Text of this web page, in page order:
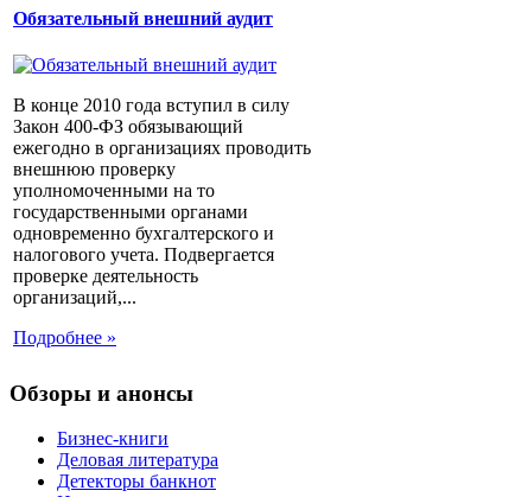
Обязательный внешний аудит
В конце 2010 года вступил в силу
Закон 400-ФЗ обязывающий
ежегодно в организациях проводить
внешнюю проверку
уполномоченными на то
государственными органами
одновременно бухгалтерского и
налогового учета. Подвергается
проверке деятельность
организаций,...
Подробнее »
Обзоры и анонсы
Бизнес-книги
Деловая литература
Детекторы банкнот